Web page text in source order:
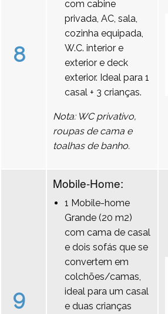
8
com cabine
privada, AC, sala,
cozinha equipada,
W.C. interior e
exterior e deck
exterior. Ideal para 1
casal + 3 crianças.
Nota: WC privativo,
roupas de cama e
toalhas de banho.
9
Mobile-Home:
1 Mobile-home
Grande (20 m2)
com cama de casal
e dois sofás que se
convertem em
colchões/camas,
ideal para um casal
e duas crianças